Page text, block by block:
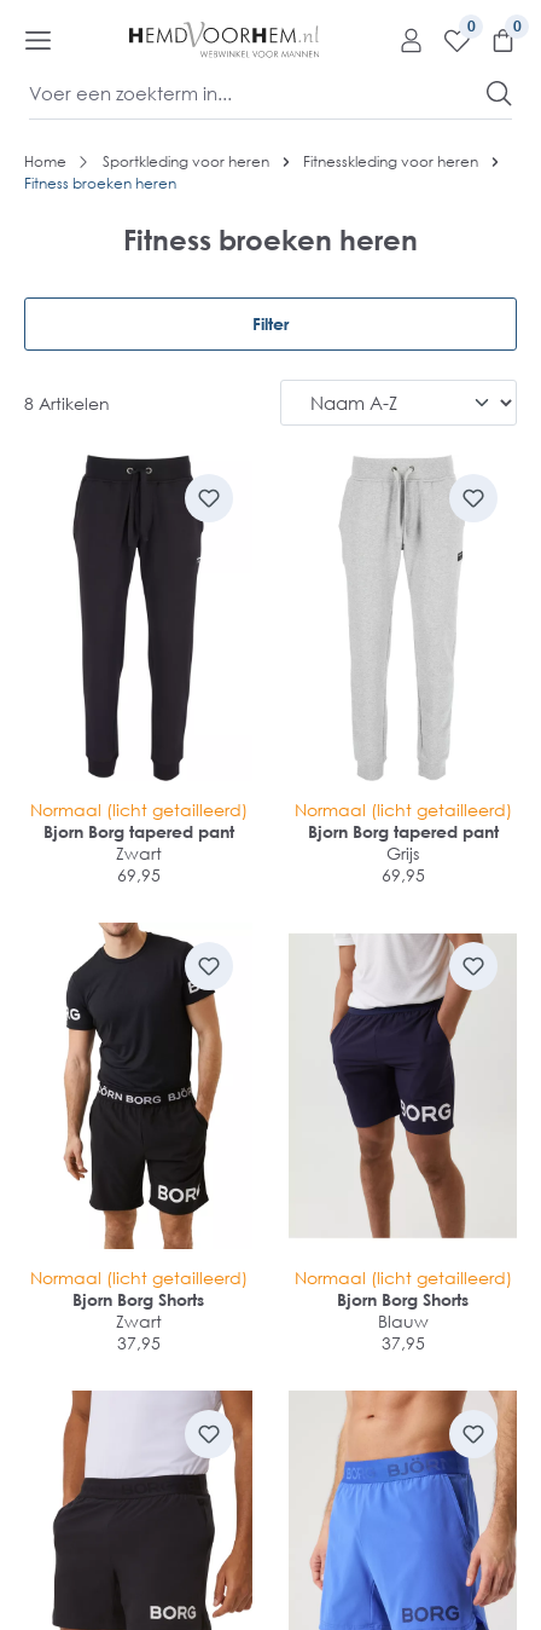
0
Home Sportkleding voor heren
Fitnesskleding voor heren
Fitness broeken heren
Fitness broeken heren
Filter
8 Artikelen
Normaal (licht getailleerd)
Bjorn Borg tapered pant
Zwart
69,95
Normaal (licht getailleerd)
Bjorn Borg tapered pant
Grijs
69,95
Normaal (licht getailleerd)
Bjorn Borg Shorts
Zwart
37,95
Normaal (licht getailleerd)
Bjorn Borg Shorts
Blauw
37,95